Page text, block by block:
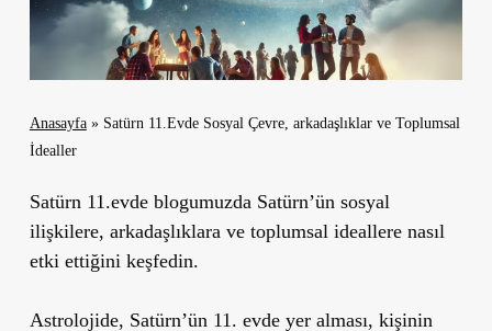
Anasayfa» Satürn 11.Evde Sosyal Çevre, arkadaşlıklar ve Toplumsal
İdealler
Satürn 11.evde blogumuzda Satürn’ün sosyal
ilişkilere, arkadaşlıklara ve toplumsal ideallere nasıl
etki ettiğini keşfedin.
Astrolojide, Satürn’ün 11. evde yer alması, kişinin